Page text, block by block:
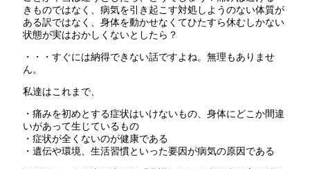
きものではなく、病気を引き起こす対処しようのない体質が
ある訳ではなく、身体を動かせなくてひたすら休むしかない
状態が実はおかしくないとしたら？
・・・すぐには納得できない話ですよね。無理もありませ
ん。
私達はこれまで、
・痛みを初めとする症状はいけないもの、身体にどこか間違
いがあって生じているもの
・症状が全くないのが健康である
・遺伝や環境、生活習慣といった要因が病気の原因である